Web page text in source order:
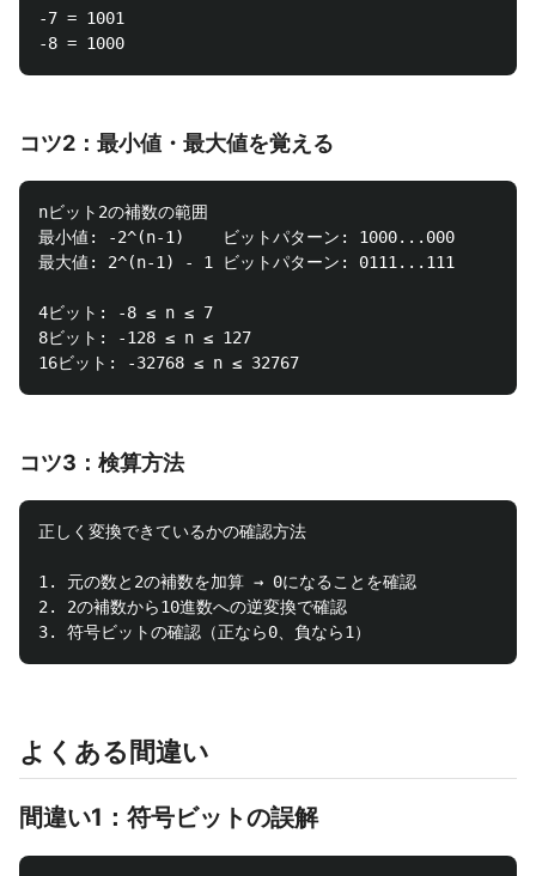
-7 = 1001
コツ2：最小値・最大値を覚える
nビット2の補数の範囲
最小値: -2^(n-1)    ビットパターン: 1000...000
最大値: 2^(n-1) - 1 ビットパターン: 0111...111
4ビット: -8 ≤ n ≤ 7
8ビット: -128 ≤ n ≤ 127
コツ3：検算方法
正しく変換できているかの確認方法
1. 元の数と2の補数を加算 → 0になることを確認
2. 2の補数から10進数への逆変換で確認
よくある間違い
間違い1：符号ビットの誤解